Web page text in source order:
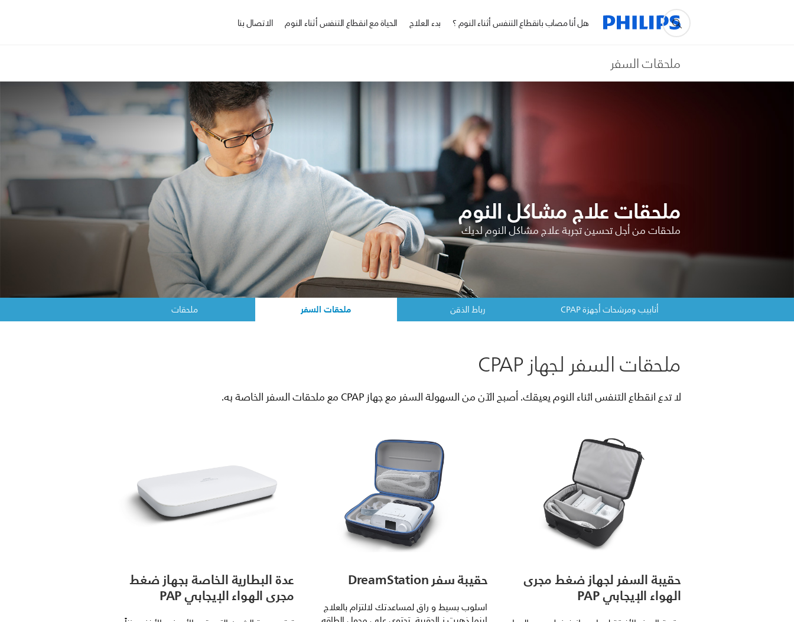
هل أنا مصاب بانقطاع التنفس أثناء النوم ؟ بدء العلاج الحياة مع انقطاع التنفس أثناء النوم الاتصال بنا
ملحقات السفر
ملحقات علاج مشاكل النوم
ملحقات من أجل تحسين تجربة علاج مشاكل النوم لديك
ملحقات ملحقات السفر رباط الذقن أنابيب ومرشحات أجهزة CPAP
ملحقات السفر لجهاز CPAP
لا تدع انقطاع التنفس اثناء النوم يعيقك. أصبح الآن من السهولة السفر مع جهاز CPAP مع ملحقات السفر الخاصة به.
عدة البطارية الخاصة بجهاز ضغط
مجرى الهواء الإيجابي PAP
حقيبة سفر DreamStation
اسلوب بسيط و راق لمساعدتك لالتزام بالعلاج
حقيبة السفر لجهاز ضغط مجرى
الهواء الإيجابي PAP